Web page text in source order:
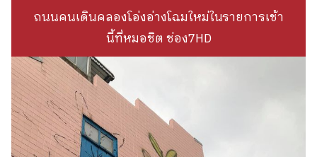
ถนนคนเดินคลองโอ่งอ่างโฉมใหม่ในรายการเช้า
นี้ที่หมอชิต ช่อง7HD